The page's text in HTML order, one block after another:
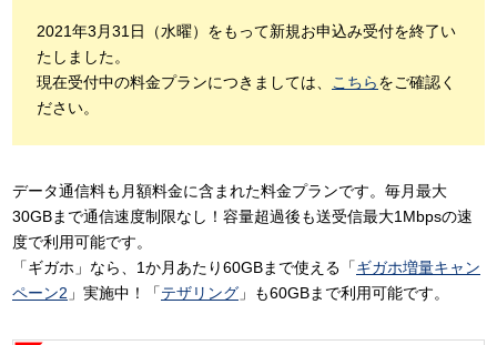
2021年3月31日（水曜）をもって新規お申込み受付を終了い
たしました。
現在受付中の料金プランにつきましては、
こちらをご確認く
ださい。
データ通信料も月額料金に含まれた料金プランです。毎月最大
30GBまで通信速度制限なし！容量超過後も送受信最大1Mbpsの速
度で利用可能です。
「ギガホ」なら、1か月あたり60GBまで使える「ギガホ増量キャン
ペーン2 」実施中！「テザリング 」も60GBまで利用可能です。